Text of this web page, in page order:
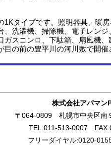
タイプです。照明器具、暖
、洗濯機、掃除機、電子レン
ガスコンロ、下駄箱、扇風機
の前の豊平川の河川敷で開催
株式会社アパマン
〒064-0809 札幌市中央区南
TEL:011-513-0007
フリーダイヤル:0120-